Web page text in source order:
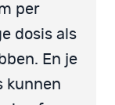
per
dosis als
En je
kunnen